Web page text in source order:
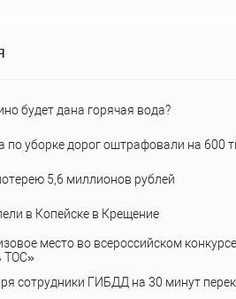
будет дана горячая вода?
по уборке дорог оштрафовали на 600
5,6 миллионов рублей
в Копейске в Крещение
место во всероссийском
ТОС»
сотрудники ГИБДД на 30 минут